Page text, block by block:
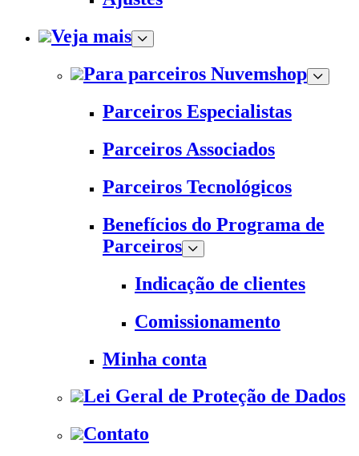
Veja mais
Para parceiros Nuvemshop
Parceiros Especialistas
Parceiros Associados
Parceiros Tecnológicos
Benefícios do Programa de
Parceiros
Indicação de clientes
Comissionamento
Minha conta
Lei Geral de Proteção de Dados
Contato